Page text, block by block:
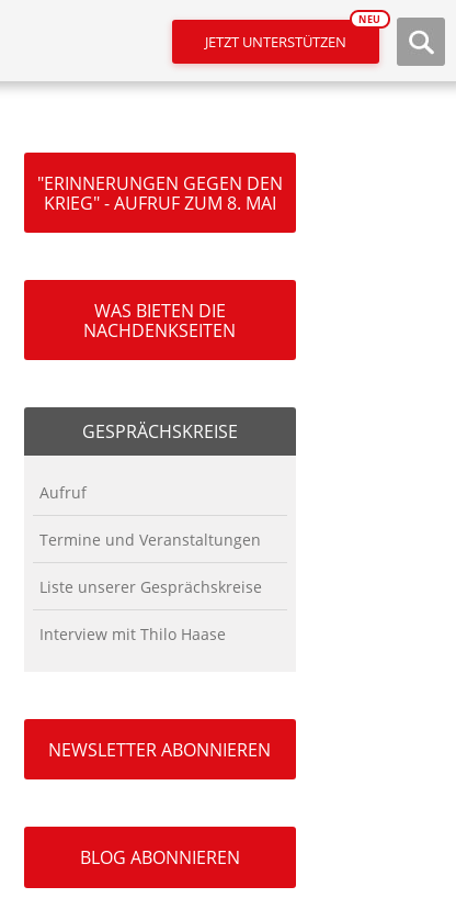
JETZT UNTERSTÜTZEN
NEU
"ERINNERUNGEN GEGEN DEN
KRIEG" - AUFRUF ZUM 8. MAI
WAS BIETEN DIE
NACHDENKSEITEN
GESPRÄCHSKREISE
Aufruf
Termine und Veranstaltungen
Liste unserer Gesprächskreise
Interview mit Thilo Haase
NEWSLETTER ABONNIEREN
BLOG ABONNIEREN